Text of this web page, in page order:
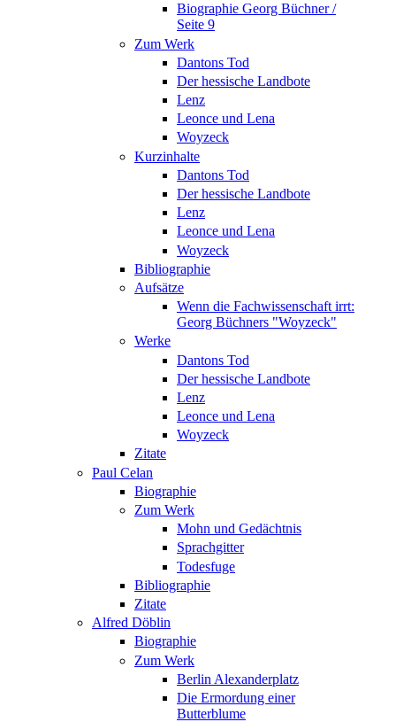
Biographie Georg Büchner /
Seite 9
Zum Werk
Dantons Tod
Der hessische Landbote
Lenz
Leonce und Lena
Woyzeck
Kurzinhalte
Dantons Tod
Der hessische Landbote
Lenz
Leonce und Lena
Woyzeck
Bibliographie
Aufsätze
Wenn die Fachwissenschaft irrt:
Georg Büchners "Woyzeck"
Werke
Dantons Tod
Der hessische Landbote
Lenz
Leonce und Lena
Woyzeck
Zitate
Paul Celan
Biographie
Zum Werk
Mohn und Gedächtnis
Sprachgitter
Todesfuge
Bibliographie
Zitate
Alfred Döblin
Biographie
Zum Werk
Berlin Alexanderplatz
Die Ermordung einer
Butterblume